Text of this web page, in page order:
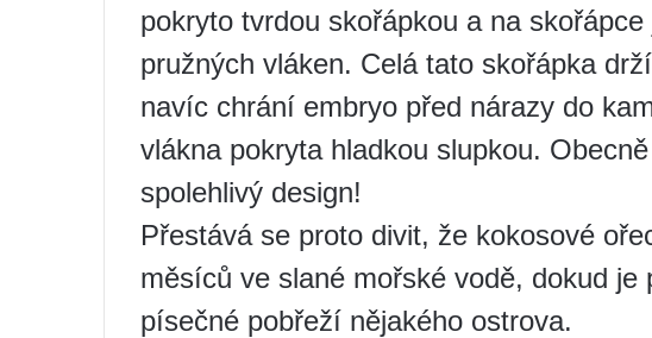
pokryto tvrdou skořápkou a na
pružných vláken. Celá tato skořápka
navíc chrání embryo před nárazy do
vlákna pokryta hladkou slupkou.
spolehlivý design!
Přestává se proto divit, že kokosové
měsíců ve slané mořské vodě, dokud je
písečné pobřeží nějakého ostrova.